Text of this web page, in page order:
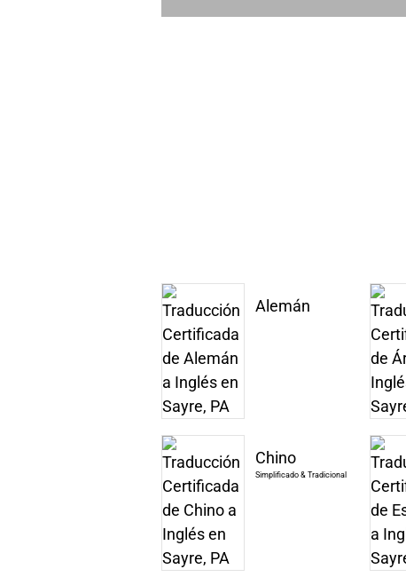
Alemán
Chino
Simplificado & Tradicional